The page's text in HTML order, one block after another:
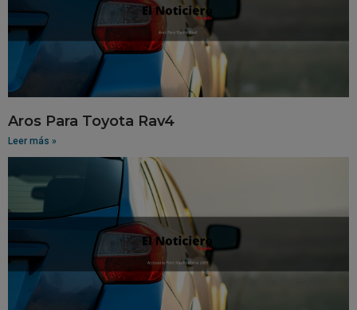
Aros Para Toyota Rav4
Leer más »